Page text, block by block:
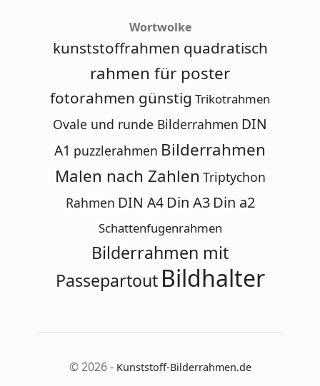
Wortwolke
kunststoffrahmen quadratisch
rahmen für poster
fotorahmen günstig Trikotrahmen
Ovale und runde Bilderrahmen DIN
A1 puzzlerahmen Bilderrahmen
Malen nach Zahlen Triptychon
Rahmen DIN A4 Din A3 Din a2
Schattenfugenrahmen
Bilderrahmen mit
Passepartout Bildhalter
© 2026 - Kunststoff-Bilderrahmen.de